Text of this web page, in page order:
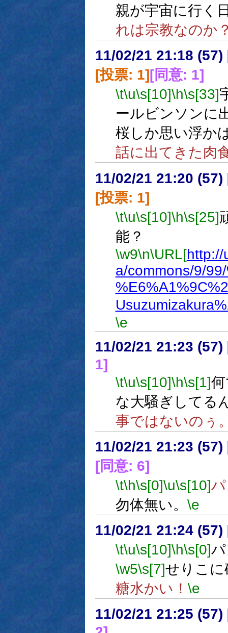
親が宇宙に行く
れは宗教なのか
11/02/21 21:18 (57)
[投票: 1] [同意: 1]
\t\u\s[10]\h\s[33]
ールビンソンに
桜しか思い浮か
話に出てきた肉
11/02/21 21:20 (57)
[投票: 1]
\t\u\s[10]\h\s[25]
能？
\w9\n\URL[http://
a/commons/9/
\e
11/02/21 21:23 (57)
1]
\t\u\s[10]\h\s[1]
な大騒ぎしてる
事ではないのぅ
11/02/21 21:23 (57)
[同意: 6]
\t\h\s[0]\u\s[10]
勿体無い。 \e
11/02/21 21:24 (57)
\t\u\s[10]\h\s[0]
\w5\s[7]せりこに
糖水かい！ \e
11/02/21 21:25 (57)